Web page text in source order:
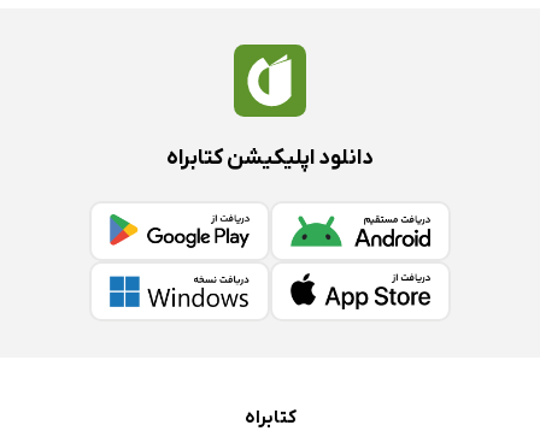
دانلود اپلیکیشن کتابراه
کتابراه